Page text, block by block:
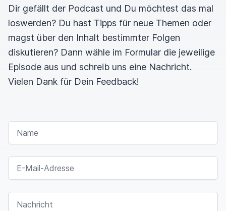
Dir gefällt der Podcast und Du möchtest das mal
loswerden? Du hast Tipps für neue Themen oder
magst über den Inhalt bestimmter Folgen
diskutieren? Dann wähle im Formular die jeweilige
Episode aus und schreib uns eine Nachricht.
Vielen Dank für Dein Feedback!
NAME
E-MAIL-ADRESSE
NACHRICHT